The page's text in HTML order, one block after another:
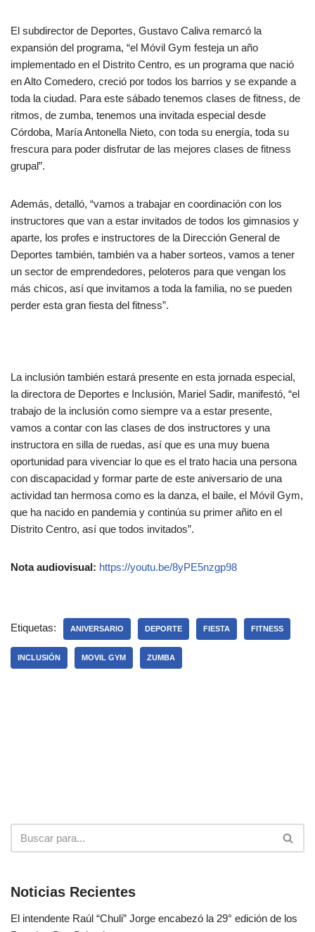
El subdirector de Deportes, Gustavo Caliva remarcó la
expansión del programa, “el Móvil Gym festeja un año
implementado en el Distrito Centro, es un programa que nació
en Alto Comedero, creció por todos los barrios y se expande a
toda la ciudad. Para este sábado tenemos clases de fitness, de
ritmos, de zumba, tenemos una invitada especial desde
Córdoba, María Antonella Nieto, con toda su energía, toda su
frescura para poder disfrutar de las mejores clases de fitness
grupal”.
Además, detalló, “vamos a trabajar en coordinación con los
instructores que van a estar invitados de todos los gimnasios y
aparte, los profes e instructores de la Dirección General de
Deportes también, también va a haber sorteos, vamos a tener
un sector de emprendedores, peloteros para que vengan los
más chicos, así que invitamos a toda la familia, no se pueden
perder esta gran fiesta del fitness”.
La inclusión también estará presente en esta jornada especial,
la directora de Deportes e Inclusión, Mariel Sadir, manifestó, “el
trabajo de la inclusión como siempre va a estar presente,
vamos a contar con las clases de dos instructores y una
instructora en silla de ruedas, así que es una muy buena
oportunidad para vivenciar lo que es el trato hacia una persona
con discapacidad y formar parte de este aniversario de una
actividad tan hermosa como es la danza, el baile, el Móvil Gym,
que ha nacido en pandemia y continúa su primer añito en el
Distrito Centro, así que todos invitados”.
Nota audiovisual: https://youtu.be/8yPE5nzgp98
Etiquetas: ANIVERSARIO DEPORTE FIESTA FITNESS
INCLUSIÓN MOVIL GYM ZUMBA
Noticias Recientes
El intendente Raúl “Chuli” Jorge encabezó la 29° edición de los